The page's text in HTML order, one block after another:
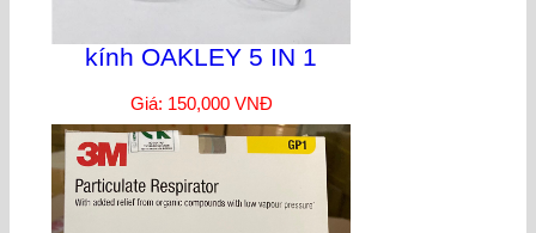
kính OAKLEY 5 IN 1
Giá: 150,000 VNĐ